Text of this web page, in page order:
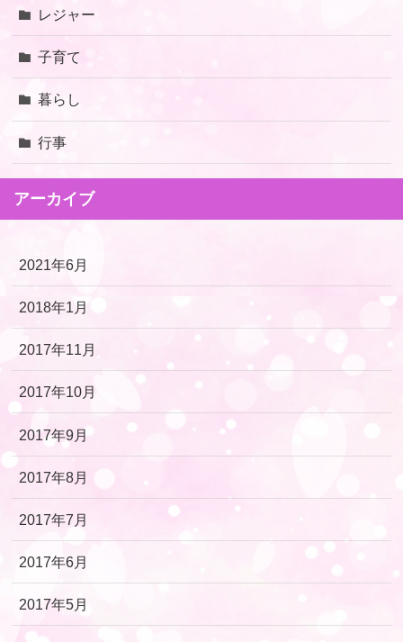
レジャー
子育て
暮らし
行事
アーカイブ
2021年6月
2018年1月
2017年11月
2017年10月
2017年9月
2017年8月
2017年7月
2017年6月
2017年5月